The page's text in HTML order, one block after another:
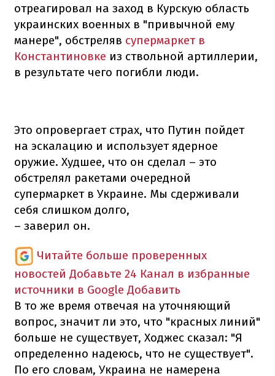
отреагировал на заход в Курскую область
украинских военных в "привычной ему
манере", обстреляв супермаркет в
Константиновке из ствольной артиллерии,
в результате чего погибли люди.
Это опровергает страх, что Путин пойдет
на эскалацию и использует ядерное
оружие. Худшее, что он сделал – это
обстрелял ракетами очередной
супермаркет в Украине. Мы сдерживали
себя слишком долго,
– заверил он.
Читайте больше проверенных
новостей Добавьте 24 Канал в избранные
источники в Google Добавить
В то же время отвечая на уточняющий
вопрос, значит ли это, что "красных линий"
больше не существует, Ходжес сказал: "Я
определенно надеюсь, что не существует".
По его словам, Украина не намерена